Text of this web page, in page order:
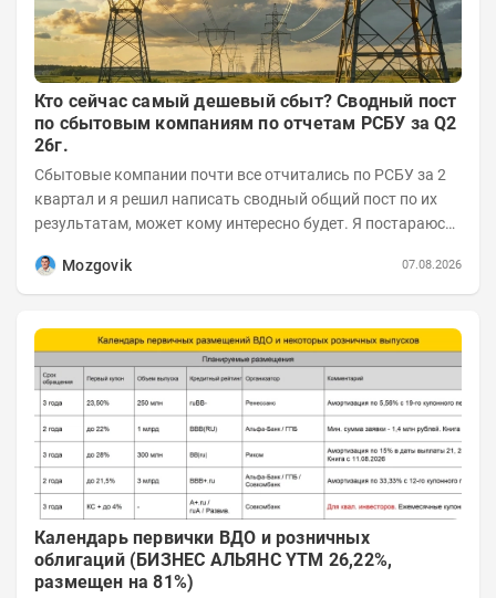
Кто сейчас самый дешевый сбыт? Сводный пост
по сбытовым компаниям по отчетам РСБУ за Q2
26г.
Сбытовые компании почти все отчитались по РСБУ за 2
квартал и я решил написать сводный общий пост по их
результатам, может кому интересно будет. Я постараюсь
Mozgovik
07.08.2026
Календарь первички ВДО и розничных
облигаций (БИЗНЕС АЛЬЯНС YTM 26,22%,
размещен на 81%)